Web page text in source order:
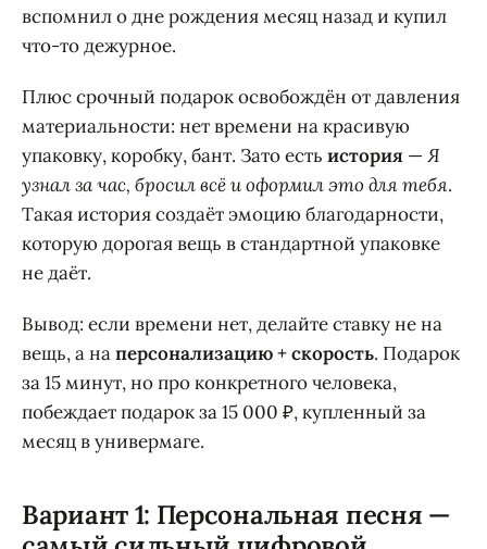
вспомнил о дне рождения месяц назад и купил
что-то дежурное.
Плюс срочный подарок освобождён от давления
материальности: нет времени на красивую
упаковку, коробку, бант. Зато есть история —Я
узнал за час, бросил всё и оформил это для тебя.
Такая история создаёт эмоцию благодарности,
которую дорогая вещь в стандартной упаковке
не даёт.
Вывод: если времени нет, делайте ставку не на
вещь, а наперсонализацию + скорость. Подарок
за 15 минут, но про конкретного человека,
побеждает подарок за 15 000 ₽, купленный за
месяц в универмаге.
Вариант 1: Персональная песня —